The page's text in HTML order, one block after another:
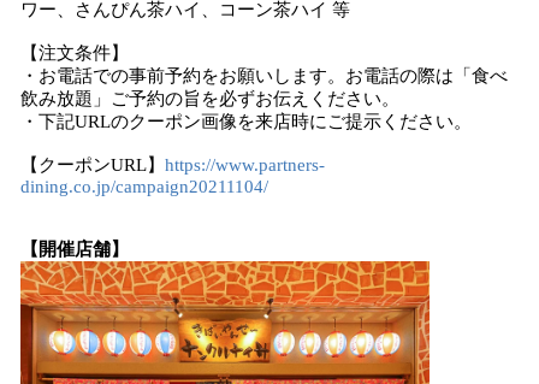
ワー、さんぴん茶ハイ、コーン茶ハイ 等
【注文条件】
・お電話での事前予約をお願いします。お電話の際は「食べ
飲み放題」ご予約の旨を必ずお伝えください。
・下記URLのクーポン画像を来店時にご提示ください。
【クーポンURL】 https://www.partners-
dining.co.jp/campaign20211104/
【開催店舗】